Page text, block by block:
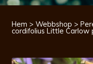
Hem > Webbshop >
cordifolius Little Carlow